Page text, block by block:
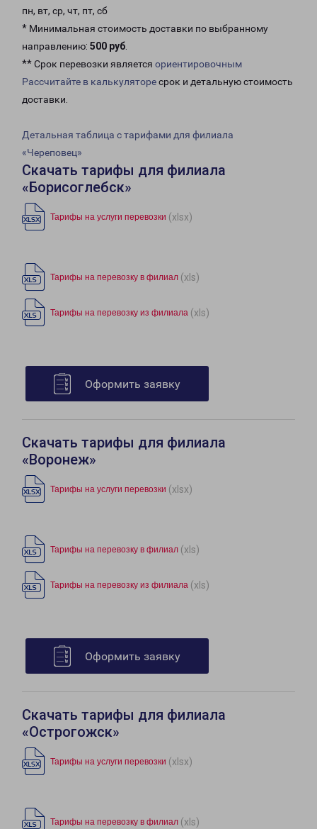
пн, вт, ср, чт, пт, сб
* Минимальная стоимость доставки по выбранному
направлению: 500 руб.
** Срок перевозки является ориентировочным
Рассчитайте в калькуляторесрок и детальную стоимость
доставки.
Детальная таблица с тарифами для филиала
«Череповец»
Скачать тарифы для филиала
«Борисоглебск»
Тарифы на услуги перевозки (xlsx)
Тарифы на перевозку в филиал (xls)
Тарифы на перевозку из филиала (xls)
Оформить заявку
Скачать тарифы для филиала
«Воронеж»
Тарифы на услуги перевозки (xlsx)
Тарифы на перевозку в филиал (xls)
Тарифы на перевозку из филиала (xls)
Оформить заявку
Скачать тарифы для филиала
«Острогожск»
Тарифы на услуги перевозки (xlsx)
Тарифы на перевозку в филиал (xls)